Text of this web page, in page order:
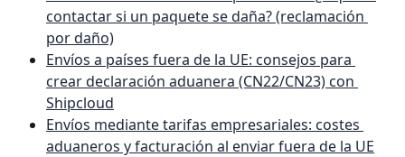
contactar si un paquete se daña? (reclamación
por daño)
Envíos a países fuera de la UE: consejos para
crear declaración aduanera (CN22/CN23) con
Shipcloud
Envíos mediante tarifas empresariales: costes
aduaneros y facturación al enviar fuera de la UE